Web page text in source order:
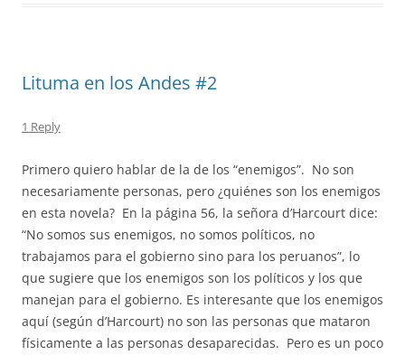
Lituma en los Andes #2
1 Reply
Primero quiero hablar de la de los “enemigos”. No son
necesariamente personas, pero ¿quiénes son los enemigos
en esta novela? En la página 56, la señora d’Harcourt dice:
“No somos sus enemigos, no somos políticos, no
trabajamos para el gobierno sino para los peruanos”, lo
que sugiere que los enemigos son los políticos y los que
manejan para el gobierno. Es interesante que los enemigos
aquí (según d’Harcourt) no son las personas que mataron
físicamente a las personas desaparecidas. Pero es un poco